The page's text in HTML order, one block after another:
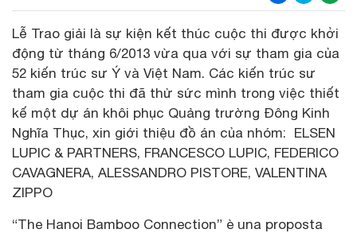
Lễ Trao giải là sự kiện kết thúc cuộc thi được khởi
động từ tháng 6/2013 vừa qua với sự tham gia của
52 kiến trúc sư Ý và Việt Nam. Các kiến trúc sư
tham gia cuộc thi đã thử sức mình trong việc thiết
kế một dự án khôi phục Quảng trường Đông Kinh
Nghĩa Thục, xin giới thiệu đồ án của nhóm: ELSEN
LUPIC & PARTNERS, FRANCESCO LUPIC, FEDERICO
CAVAGNERA, ALESSANDRO PISTORE, VALENTINA
ZIPPO
“The Hanoi Bamboo Connection” è una proposta